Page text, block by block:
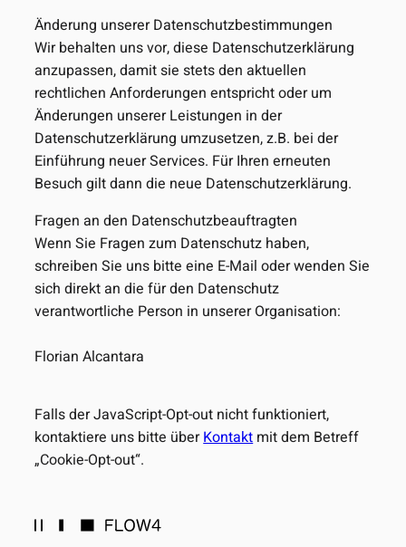
Änderung unserer Datenschutzbestimmungen
Wir behalten uns vor, diese Datenschutzerklärung
anzupassen, damit sie stets den aktuellen
rechtlichen Anforderungen entspricht oder um
Änderungen unserer Leistungen in der
Datenschutzerklärung umzusetzen, z.B. bei der
Einführung neuer Services. Für Ihren erneuten
Besuch gilt dann die neue Datenschutzerklärung.
Fragen an den Datenschutzbeauftragten
Wenn Sie Fragen zum Datenschutz haben,
schreiben Sie uns bitte eine E-Mail oder wenden Sie
sich direkt an die für den Datenschutz
verantwortliche Person in unserer Organisation:
Florian Alcantara
Falls der JavaScript-Opt-out nicht funktioniert,
kontaktiere uns bitte überKontaktmit dem Betreff
„Cookie-Opt-out“.